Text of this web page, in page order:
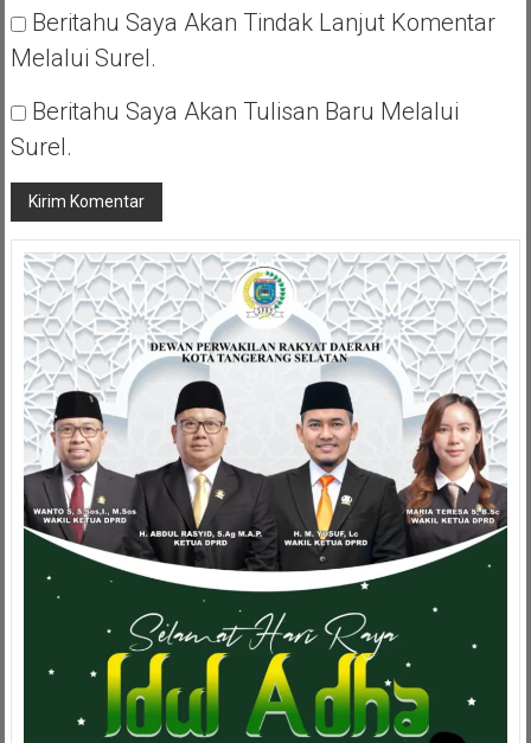
Beritahu Saya Akan Tindak Lanjut Komentar
Melalui Surel.
Beritahu Saya Akan Tulisan Baru Melalui
Surel.